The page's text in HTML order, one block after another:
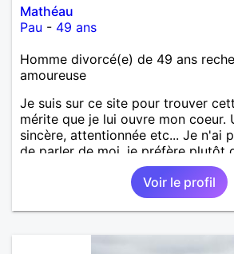
Mathéau
Pau - 49 ans
Homme divorcé(e) de 49 ans
amoureuse
Je suis sur ce site pour trouver
mérite que je lui ouvre mon coeur.
sincère, attentionnée etc... Je n'ai
de parler de moi, je préfère plutôt
moi. Mais une chose est sûre, je
que je suis quelqu'un d'intéressant
Voir le profil